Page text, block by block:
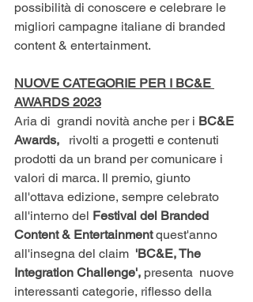
possibilità di conoscere e celebrare le
migliori campagne italiane di branded
content & entertainment.
NUOVE CATEGORIE PER I BC&E
AWARDS 2023
Aria di  grandi novità anche per i BC&E
Awards,
rivolti a progetti e contenuti
prodotti da un brand per comunicare i
valori di marca. Il premio, giunto
all'ottava edizione, sempre celebrato
all'interno del Festival del Branded
Content & Entertainment quest'anno
all'insegna del claim 'BC&E, The
Integration Challenge', presenta  nuove
interessanti categorie, riflesso della